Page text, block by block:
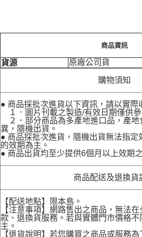
商品資訊
貨源 原廠公司貨
購物須知
● 商品採批次進貨以下資訊，請以實際
１．圖片刊載之製造/有效日期僅供參
２．部分商品為多產地進口品，產地
異，隨機出貨。
● 商品採批次進貨，隨機出貨無法指定
的效期為主。
● 商品出貨均至少提供6個月以上效期
商品配送及退換貨
【配送地點】限本島。
【注意事項】網路售出之商品，無法
款、退換貨服務。若與實體門市價格
主。
【退貨說明】若您購買之商品或服務